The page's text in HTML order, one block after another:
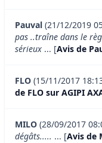
Pauval (21/12/2019
pas ..traîne dans le
sérieux ... [Avis de
FLO (15/11/2017
de FLO sur AGIPI
MILO (28/09/2017
dégâts..... ... [Avis de